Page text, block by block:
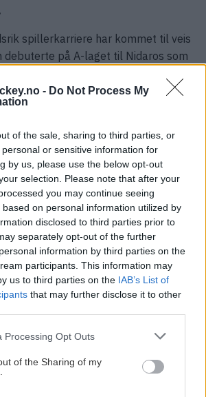
- Do Not Process My
of the sale, sharing to third parties, or
or sensitive information for
by us, please use the below opt-out
selection. Please note that after your
you may continue seeing
on personal information utilized by
disclosed to third parties prior to
separately opt-out of the further
information by third parties on the
participants. This information may
us to third parties on the IAB’s List of
that may further disclose it to other
website/app uses one or more Google
or usage behaviour. You may click to
to Google and its third-party tags to
specified purposes in below Google
Processing Opt Outs
of the Sharing of my
spillerkarriere har kommet til veis
debuterte på A-laget til Nidaros som
utvikling.
mer enn to tiår med ishockey i
nå valgt å legge skøytene på hylla.
Hockey og 23 år i trøndersk hockey
skøytene på hylla. Det har ikke vært et
sin slutt, og det føles riktig,sier han.
hans andre hjem
store deler av livet i Leangen
og seniorhockeyen har hallen
utallige treninger, kamper, vennskap
vært mitt andre hjem i over 20 år. Det
og det er skapt minner i hallen som
av livet